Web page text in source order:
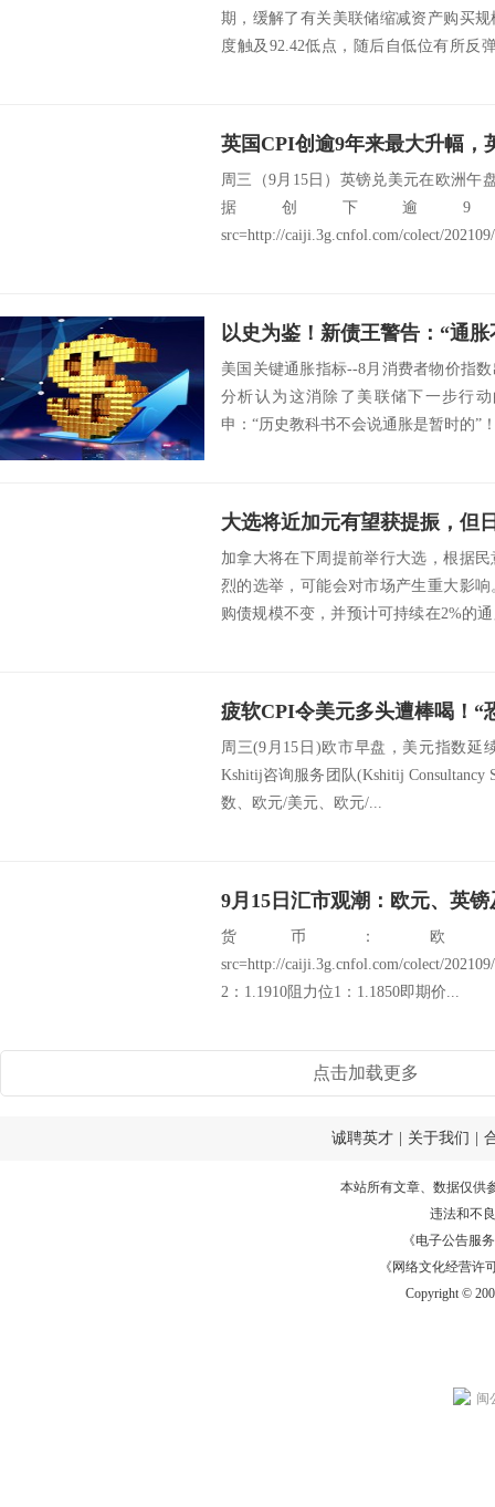
期，缓解了有关美联储缩减资产购买
度触及92.42低点，随后自低位有所反
英国CPI创逾9年来最大升幅，
周三（9月15日）英镑兑美元在欧洲午
据创下逾9
src=http://caiji.3g.cnfol.com/colect/
美国关键通胀指标--8月消费者物价指
分析认为这消除了美联储下一步行
申：“历史教科书不会说通胀是暂时的”
大选将近加元有望获提振，但
加拿大将在下周提前举行大选，根据
烈的选举，可能会对市场产生重大影
购债规模不变，并预计可持续在2%的
周三(9月15日)欧市早盘，美元指数延
Kshitij咨询服务团队(Kshitij Consultancy
数、欧元/美元、欧元/...
9月15日汇市观潮：欧元、英
货币：
src=http://caiji.3g.cnfol.com/colect/
2：1.1910阻力位1：1.1850即期价...
点击加载更多
诚聘英才 关于我们
本站所有文章、数据仅供
违法和不
《电子公告服务
《网络文化经营许
Copyright ©
闽